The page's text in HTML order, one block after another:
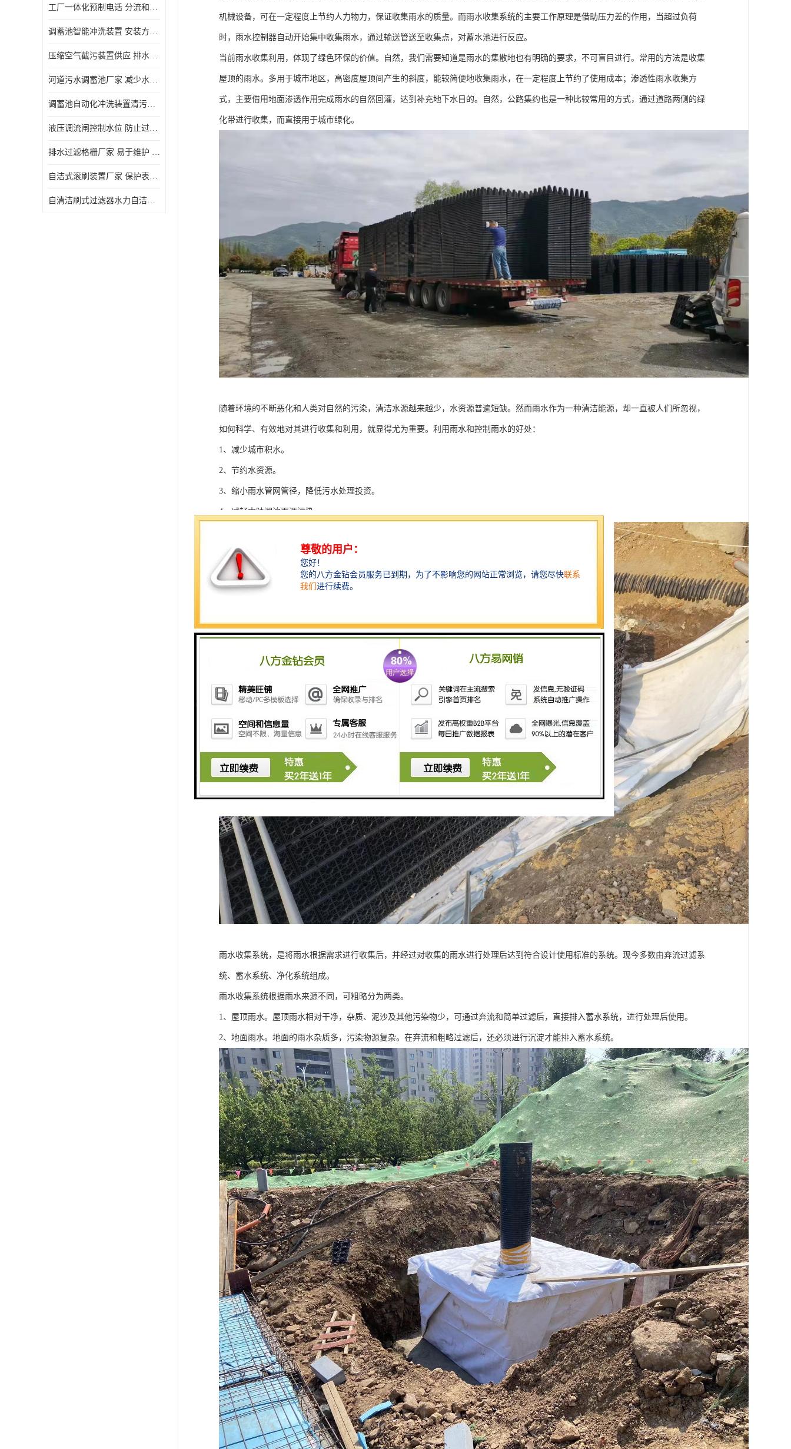
工厂一体化预制电话 分流和调节 可以截留固体废物
调蓄池智能冲洗装置 安装方便 多种喷洒模式
压缩空气截污装置供应 排水功能 控制地下水位的升降
河道污水调蓄池厂家 减少水污染 防止异味和污染
调蓄池自动化冲洗装置清污装置 维护方便 节约水资源
液压调流闸控制水位 防止过载 适应流量变化的要求
排水过滤格栅厂家 易于维护 保持栅条通畅
自洁式滚刷装置厂家 保护表面 节省能源
自清洁刷式过滤器水力自洁式滚刷 重量轻 使用寿命长
机械设备，可在一定程度上节约人力物力，保证收集雨水的质量。而雨水收集系统的主要工作原理是借助压力差的作用，当超过负荷
时，雨水控制器自动开始集中收集雨水，通过输送管送至收集点，对蓄水池进行反应。
当前雨水收集利用，体现了绿色环保的价值。自然，我们需要知道是雨水的集散地也有明确的要求，不可盲目进行。常用的方法是收集
屋顶的雨水。多用于城市地区，高密度屋顶间产生的斜度，能较简便地收集雨水，在一定程度上节约了使用成本；渗透性雨水收集方
式，主要借用地面渗透作用完成雨水的自然回灌，达到补充地下水目的。自然，公路集约也是一种比较常用的方式，通过道路两侧的绿
化带进行收集，而直接用于城市绿化。
随着环境的不断恶化和人类对自然的污染，清洁水源越来越少，水资源普遍短缺。然而雨水作为一种清洁能源，却一直被人们所忽视，
如何科学、有效地对其进行收集和利用，就显得尤为重要。利用雨水和控制雨水的好处：
1、减少城市积水。
2、节约水资源。
3、缩小雨水管网管径，降低污水处理投资。
4、减轻内陆湖泊面源污染。
雨水收集系统，是将雨水根据需求进行收集后，并经过对收集的雨水进行处理后达到符合设计使用标准的系统。现今多数由弃流过滤系
统、蓄水系统、净化系统组成。
雨水收集系统根据雨水来源不同，可粗略分为两类。
1、屋顶雨水。屋顶雨水相对干净，杂质、泥沙及其他污染物少，可通过弃流和简单过滤后，直接排入蓄水系统，进行处理后使用。
2、地面雨水。地面的雨水杂质多，污染物源复杂。在弃流和粗略过滤后，还必须进行沉淀才能排入蓄水系统。